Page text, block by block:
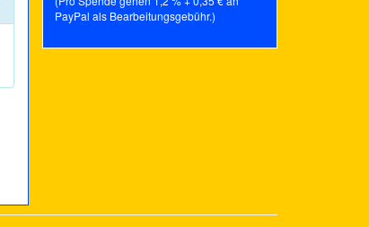
PayPal als Bearbeitungsgebühr.)